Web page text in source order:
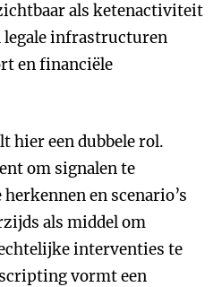
als ketenactiviteit
infrastructuren
en financiële
hier een dubbele rol.
om signalen te
en scenario’s
als middel om
interventies te
vormt een